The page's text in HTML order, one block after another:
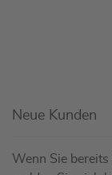
Neue Kunden
Wenn Sie